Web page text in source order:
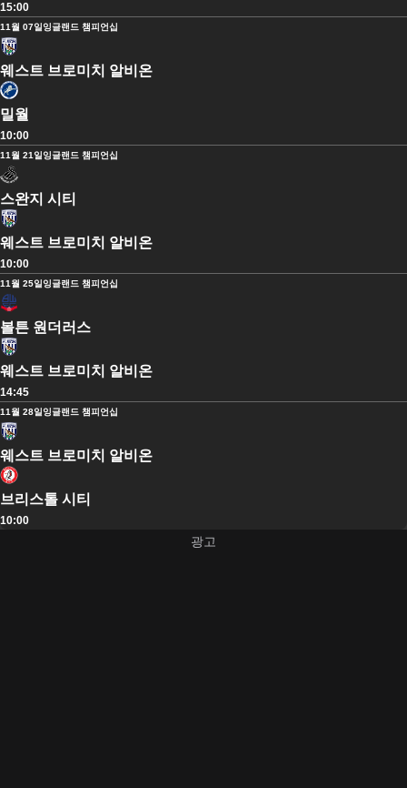
15:00
11월 07일잉글랜드 챔피언십
웨스트 브로미치 알비온
밀월
10:00
11월 21일잉글랜드 챔피언십
스완지 시티
웨스트 브로미치 알비온
10:00
11월 25일잉글랜드 챔피언십
볼튼 원더러스
웨스트 브로미치 알비온
14:45
11월 28일잉글랜드 챔피언십
웨스트 브로미치 알비온
브리스톨 시티
10:00